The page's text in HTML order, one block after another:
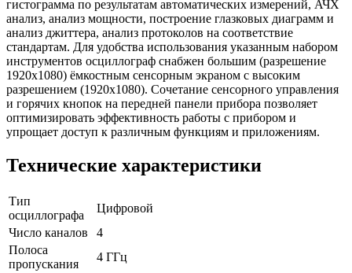
гистограмма по результатам автоматических измерений, АЧХ
анализ, анализ мощности, построение глазковых диаграмм и
анализ джиттера, анализ протоколов на соответствие
стандартам. Для удобства использования указанным набором
инструментов осциллограф снабжен большим (разрешение
1920х1080) ёмкостным сенсорным экраном с высоким
разрешением (1920х1080). Сочетание сенсорного управления
и горячих кнопок на передней панели прибора позволяет
оптимизировать эффективность работы с прибором и
упрощает доступ к различным функциям и приложениям.
Технические характеристики
Тип
осциллографа
Цифровой
Число каналов
4
Полоса
пропускания
4 ГГц